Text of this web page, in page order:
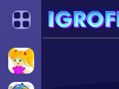
Categories